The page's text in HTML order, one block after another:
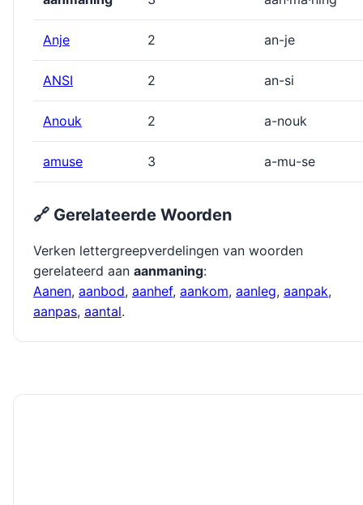
Anje 2 an-je
ANSI 2 an-si
Anouk 2 a-nouk
amuse 3 a-mu-se
🔗 Gerelateerde Woorden
Verken lettergreepverdelingen van woorden
gerelateerd aan aanmaning:
Aanen, aanbod, aanhef, aankom, aanleg, aanpak,
aanpas, aantal.